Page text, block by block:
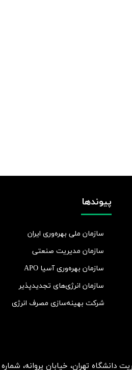
خیابان پروانه، شماره 2، طبقه 5، واحد 15
پیوندها
سازمان ملی بهره‌وری ایران
سازمان مدیریت صنعتی
سازمان بهره‌وری آسیا APO
سازمان انرژی‌های تجدیدپذیر
شرکت بهينه‌سازی مصرف انرژی